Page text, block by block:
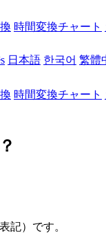
時間変換チャート
日本語 한국어 繁體
時間変換チャート
記）です。